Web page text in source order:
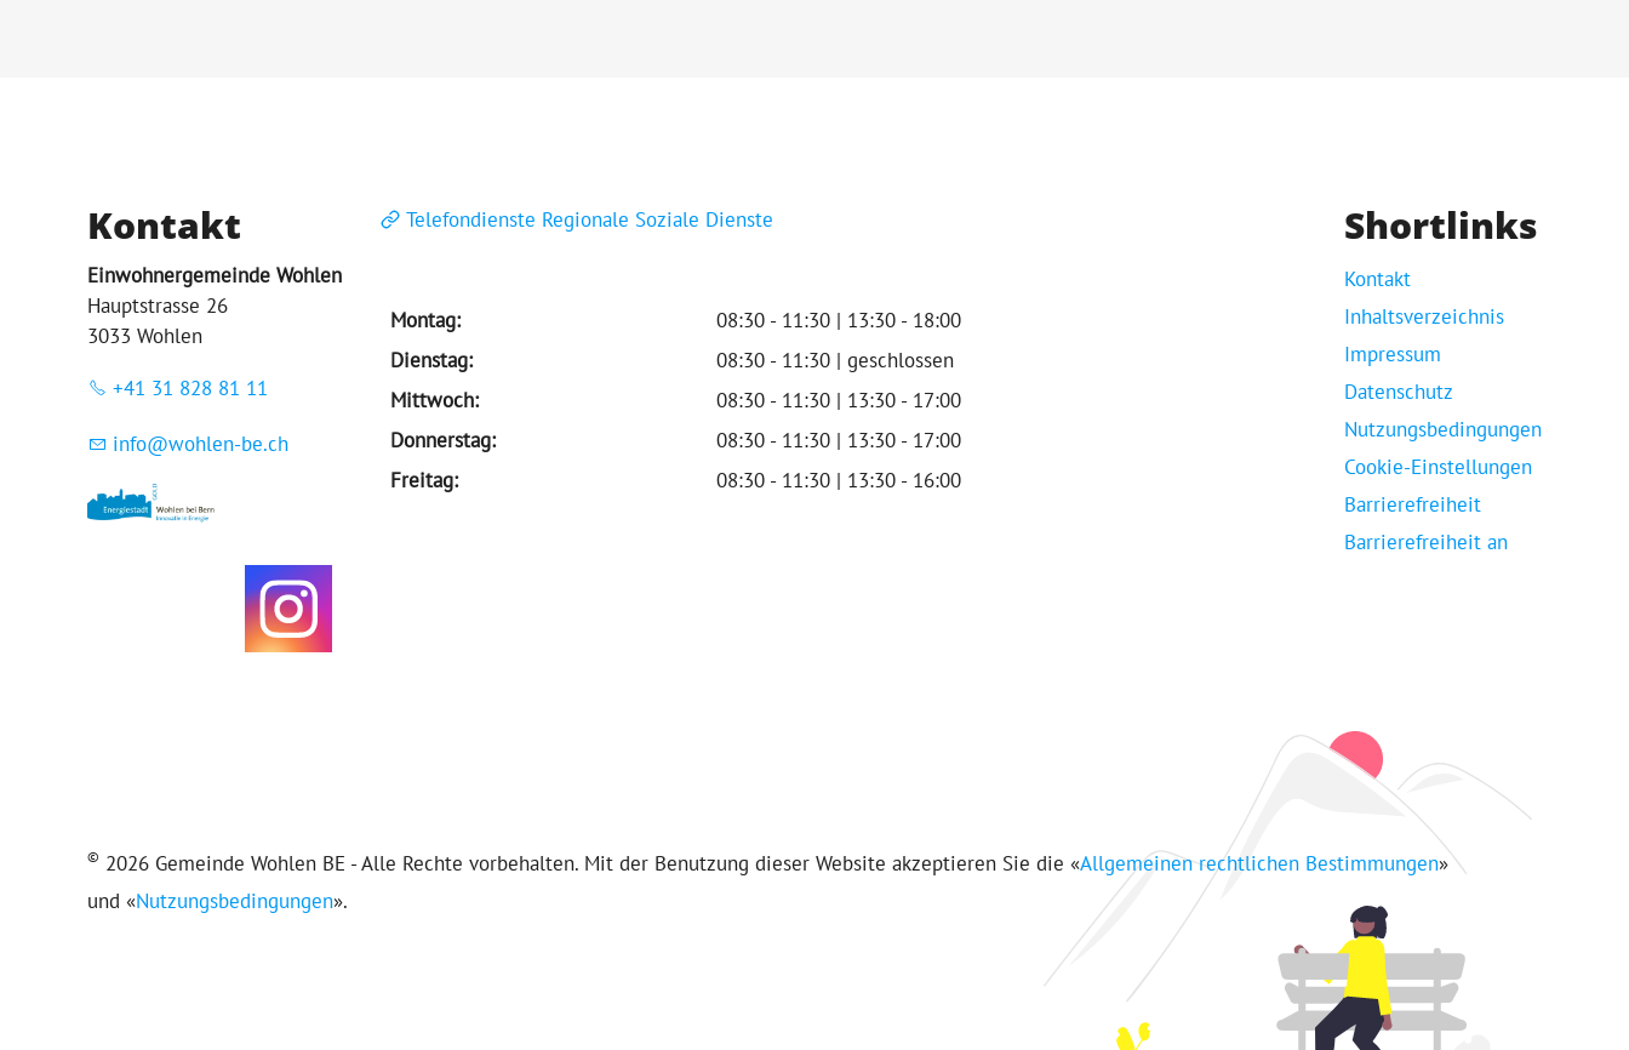
Kontakt
Einwohnergemeinde Wohlen
Hauptstrasse 26
3033 Wohlen
+41 31 828 81 11
nf w hl n-b ch
Telefondienste Regionale Soziale Dienste
Montag:
08:30 - 11:30 | 13:30 - 18:00
Dienstag:
08:30 - 11:30 | geschlossen
Mittwoch:
08:30 - 11:30 | 13:30 - 17:00
Donnerstag:
08:30 - 11:30 | 13:30 - 17:00
Freitag:
08:30 - 11:30 | 13:30 - 16:00
Shortlinks
Kontakt
Inhaltsverzeichnis
Impressum
Datenschutz
Nutzungsbedingungen
Cookie-Einstellungen
Barrierefreiheit
Barrierefreiheit an
© 2026 Gemeinde Wohlen BE - Alle Rechte vorbehalten. Mit der Benutzung dieser Website akzeptieren Sie die «Allgemeinen rechtlichen Bestimmungen»
und «Nutzungsbedingungen».